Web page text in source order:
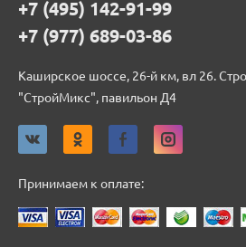
+7 (495) 142-91-99
+7 (977) 689-03-86
Каширское шоссе, 26-й км, вл 26.
"СтройМикс", павильон Д4
Принимаем к оплате: